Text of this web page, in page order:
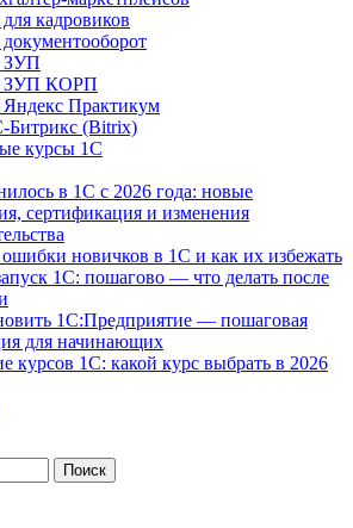
кадровиков
ЗУП
ЗУП КОРП
Практикум
Битрикс (Bitrix)
курсы 1С
в 1С с 2026 года: новые
сертификация и изменения
новичков в 1С и как их избежать
1С: пошагово — что делать после
1С:Предприятие — пошаговая
для начинающих
курсов 1С: какой курс выбрать в 2026